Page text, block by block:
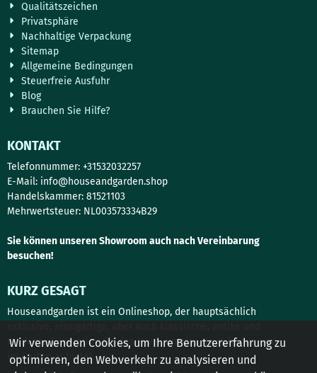
Qualitätszeichen
Privatsphäre
Nachhaltige Verpackung
Sitemap
Allgemeine Bedingungen
Steuerfreie Ausfuhr
Blog
Brauchen Sie Hilfe?
KONTAKT
Telefonnummer: +31532032257
E-Mail: info@houseandgarden.shop
Handelskammer: 81521103
Mehrwertsteuer: NL003573334B29
Sie können unseren Showroom auch nach Vereinbarung
besuchen!
KURZ GESAGT
Houseandgarden ist ein Onlineshop, der hauptsächlich
moderne Dekoration für das Haus, um das Haus herum und
im Garten anbietet.
Wir verwenden Cookies, um Ihre Benutzererfahrung zu
optimieren, den Webverkehr zu analysieren und